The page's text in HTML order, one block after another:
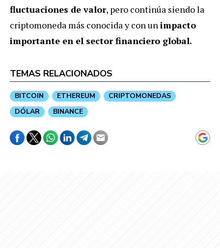
fluctuaciones de valor, pero continúa siendo la
criptomoneda más conocida y con unimpacto
importante en el sector financiero global.
TEMAS RELACIONADOS
BITCOIN ETHEREUM
CRIPTOMONEDAS
DÓLAR
BINANCE